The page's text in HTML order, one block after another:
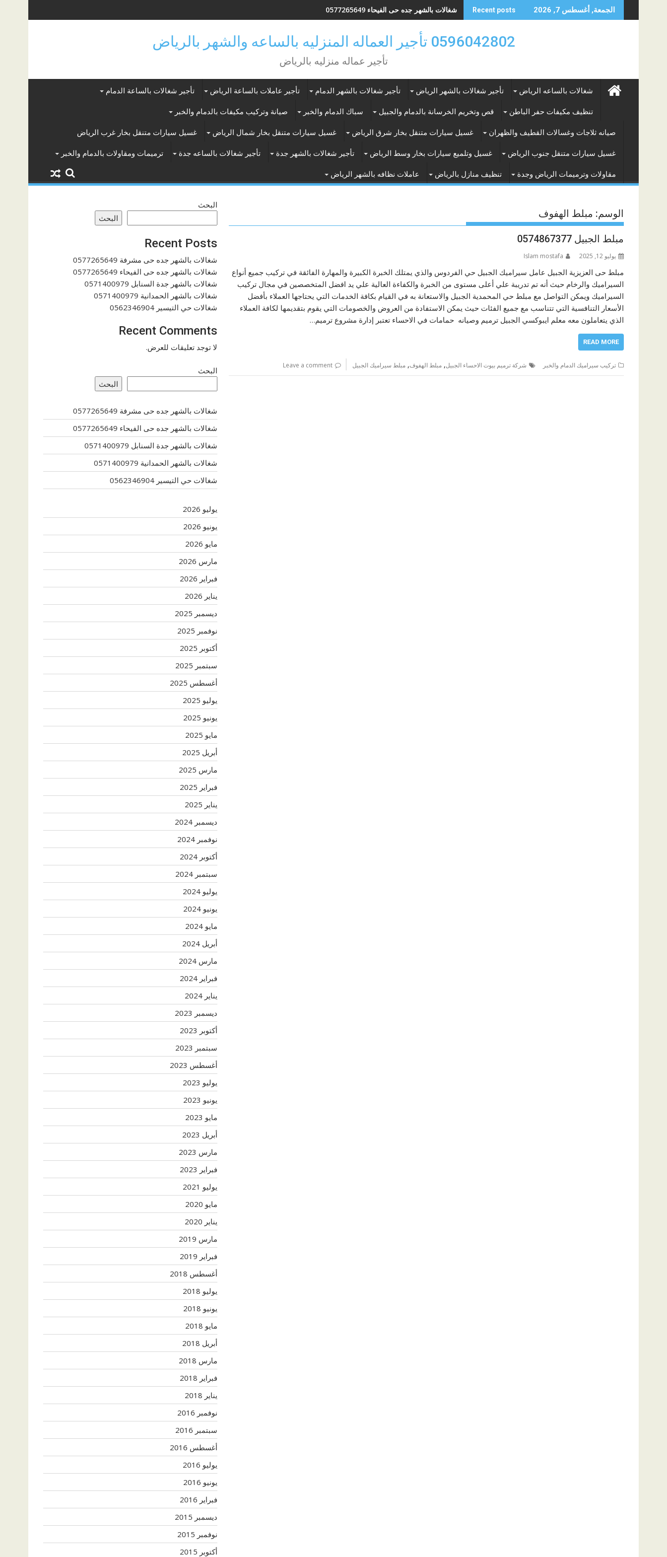
to
الجمعة, أغسطس 7, 2026 Recent posts شغالات بالشهر جده حى الفيحاء 0577265649
0596042802 تأجير العماله المنزليه بالساعه والشهر بالرياض
تأجير عماله منزليه بالرياض
شغالات بالساعه الرياض تأجير شغالات بالشهر الرياض تأجير شغالات بالشهر الدمام تأجير عاملات بالساعة الرياض تأجير شغالات بالساعة الدمام
تنظيف مكيفات حفر الباطن قص وتخريم الخرسانة بالدمام والجبيل سباك الدمام والخبر صيانة وتركيب مكيفات بالدمام والخبر
صيانه ثلاجات وغسالات القطيف والظهران غسيل سيارات متنقل بخار شرق الرياض غسيل سيارات متنقل بخار شمال الرياض غسيل سيارات متنقل بخار غرب الرياض
غسيل سيارات متنقل جنوب الرياض غسيل وتلميع سيارات بخار وسط الرياض تأجير شغالات بالشهر جدة تأجير شغالات بالساعه جدة ترميمات ومقاولات بالدمام والخبر
مقاولات وترميمات الرياض وجدة تنظيف منازل بالرياض عاملات نظافه بالشهر الرياض
الوسم: مبلط الهفوف
مبلط الجبيل 0574867377
يوليو 12, 2025 Islam mostafa
مبلط حى العزيزية الجبيل عامل سيراميك الجبيل حي الفردوس والذي يمتلك الخبرة الكبيرة والمهارة الفائقة في تركيب جميع أنواع
السيراميك والرخام حيث أنه تم تدريبة علي أعلى مستوى من الخبرة والكفاءة العالية علي يد افضل المتخصصين في مجال تركيب
السيراميك ويمكن التواصل مع مبلط حي المحمدية الجبيل والاستعانة به في القيام بكافة الخدمات التي يحتاجها العملاء بأفضل
الأسعار التنافسية التي تتناسب مع جميع الفئات حيث يمكن الاستفادة من العروض والخصومات التي يقوم بتقديمها لكافة العملاء
الذي يتعاملون معه معلم ايبوكسي الجبيل ترميم وصيانه حمامات في الاحساء تعتبر إدارة مشروع ترميم…
READ MORE
تركيب سيراميك الدمام والخبر شركة ترميم بيوت الاحساء الجبيل, مبلط الهفوف, مبلط سيراميك الجبيل Leave a comment
البحث
البحث
Recent Posts
شغالات بالشهر جده حى مشرفة 0577265649
شغالات بالشهر جده حى الفيحاء 0577265649
شغالات بالشهر جدة السنابل 0571400979
شغالات بالشهر الحمدانية 0571400979
شغالات حي التيسير 0562346904
Recent Comments
لا توجد تعليقات للعرض.
البحث
البحث
شغالات بالشهر جده حى مشرفة 0577265649
شغالات بالشهر جده حى الفيحاء 0577265649
شغالات بالشهر جدة السنابل 0571400979
شغالات بالشهر الحمدانية 0571400979
شغالات حي التيسير 0562346904
يوليو 2026
يونيو 2026
مايو 2026
مارس 2026
فبراير 2026
يناير 2026
ديسمبر 2025
نوفمبر 2025
أكتوبر 2025
سبتمبر 2025
أغسطس 2025
يوليو 2025
يونيو 2025
مايو 2025
أبريل 2025
مارس 2025
فبراير 2025
يناير 2025
ديسمبر 2024
نوفمبر 2024
أكتوبر 2024
سبتمبر 2024
يوليو 2024
يونيو 2024
مايو 2024
أبريل 2024
مارس 2024
فبراير 2024
يناير 2024
ديسمبر 2023
أكتوبر 2023
سبتمبر 2023
أغسطس 2023
يوليو 2023
يونيو 2023
مايو 2023
أبريل 2023
مارس 2023
فبراير 2023
يوليو 2021
مايو 2020
يناير 2020
مارس 2019
فبراير 2019
أغسطس 2018
يوليو 2018
يونيو 2018
مايو 2018
أبريل 2018
مارس 2018
فبراير 2018
يناير 2018
نوفمبر 2016
سبتمبر 2016
أغسطس 2016
يوليو 2016
يونيو 2016
فبراير 2016
ديسمبر 2015
نوفمبر 2015
أكتوبر 2015